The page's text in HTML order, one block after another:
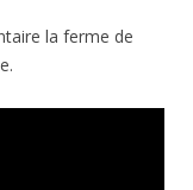
la ferme de